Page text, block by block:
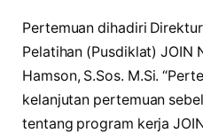
Pertemuan dihadiri
Pelatihan (Pusdiklat) JOIN
Hamson, S.Sos. M.Si.
kelanjutan pertemuan
tentang program kerja